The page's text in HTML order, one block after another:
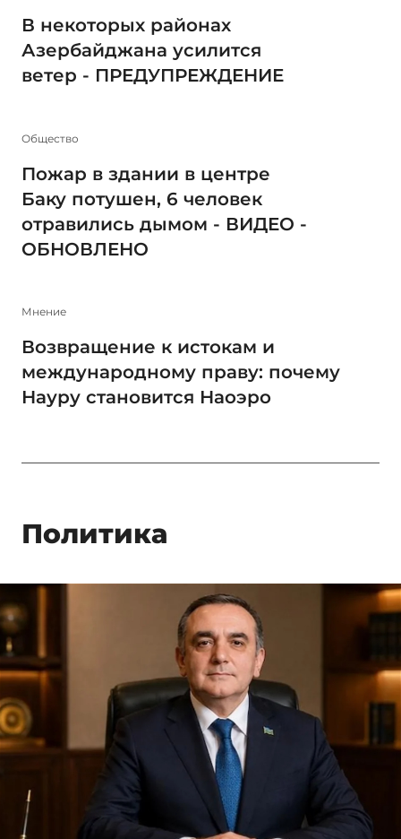
В некоторых районах
Азербайджана усилится
ветер - ПРЕДУПРЕЖДЕНИЕ
Общество
Пожар в здании в центре
Баку потушен, 6 человек
отравились дымом - ВИДЕО -
ОБНОВЛЕНО
Мнение
Возвращение к истокам и
международному праву: почему
Науру становится Наоэро
Политика